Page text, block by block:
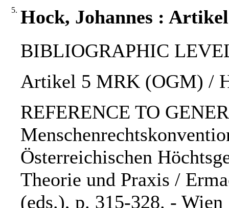
5. Hock, Johannes :
BIBLIOGRAPHIC
Artikel 5 MRK (OGM) /
REFERENCE TO
Österreichischen
Theorie und Praxis /
(eds.), p. 315-328. -